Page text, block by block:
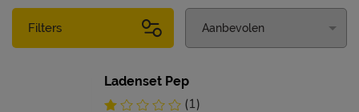
Filters
Ladenset Pep
(1)